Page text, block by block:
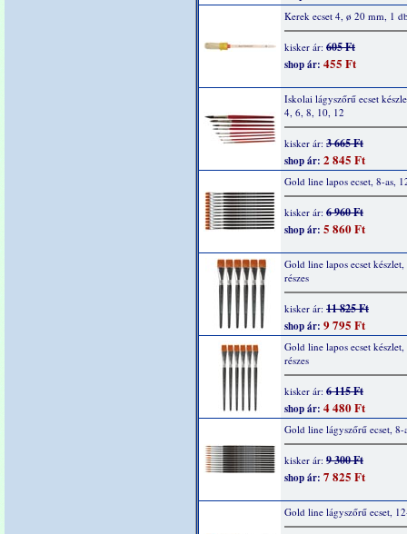
Kerek ecset 4, ø 20 mm, 1
kisker ár: 605 Ft
shop ár: 455 Ft
Iskolai lágyszőrű ecset
4, 6, 8, 10, 12
kisker ár: 3 665 Ft
shop ár: 2 845 Ft
Gold line lapos ecset, 8-as,
kisker ár: 6 960 Ft
shop ár: 5 860 Ft
Gold line lapos ecset
részes
kisker ár: 11 825 Ft
shop ár: 9 795 Ft
Gold line lapos ecset
részes
kisker ár: 6 115 Ft
shop ár: 4 480 Ft
Gold line lágyszőrű ecset, 8-
kisker ár: 9 300 Ft
shop ár: 7 825 Ft
Gold line lágyszőrű ecset,